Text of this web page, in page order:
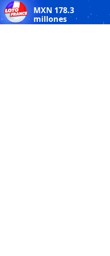
MXN 178.3
millones
Fecha del sorteo:10/08/2026